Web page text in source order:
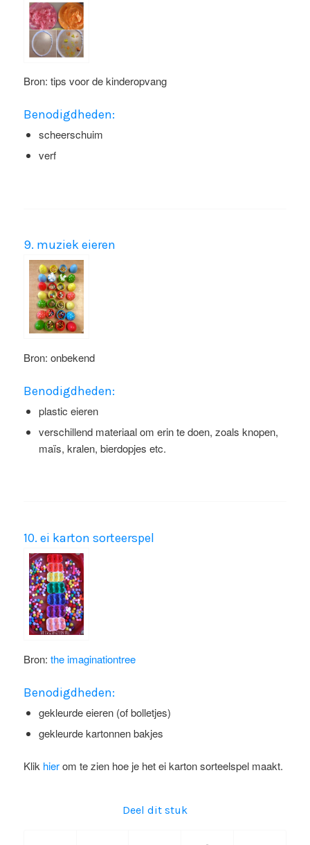
Bron: tips voor de kinderopvang
Benodigdheden:
scheerschuim
verf
9. muziek eieren
Bron: onbekend
Benodigdheden:
plastic eieren
verschillend materiaal om erin te doen, zoals knopen,
maïs, kralen, bierdopjes etc.
10. ei karton sorteerspel
Bron: the imaginationtree
Benodigdheden:
gekleurde eieren (of bolletjes)
gekleurde kartonnen bakjes
Klik hierom te zien hoe je het ei karton sorteelspel maakt.
Deel dit stuk